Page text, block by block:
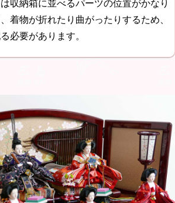
収納箱に並べるパーツの位置がかなり
着物が折れたり曲がったりするため、
必要があります。